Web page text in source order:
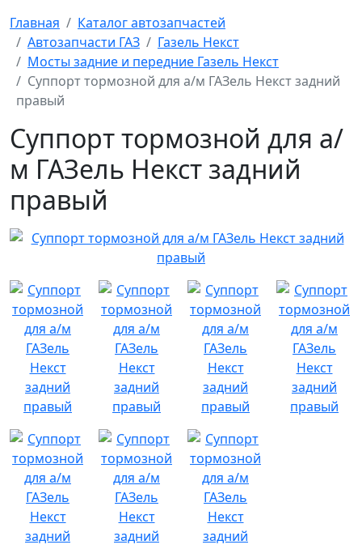
Главная
Каталог автозапчастей
Автозапчасти ГАЗ
Газель Некст
Мосты задние и передние Газель Некст
Суппорт тормозной для а/м ГАЗель Некст задний
правый
Суппорт тормозной для а/
м ГАЗель Некст задний
правый